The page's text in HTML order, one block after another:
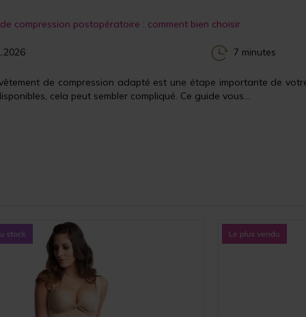
compression postopératoire : comment bien choisir
7 minutes
de compression adapté est une étape importante de
cela peut sembler compliqué. Ce guide vous...